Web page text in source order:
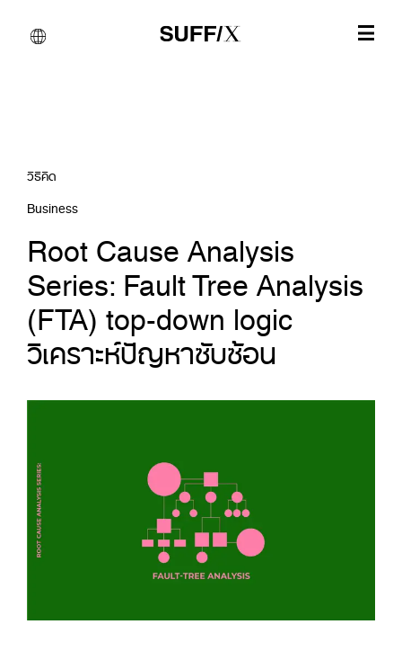
วิธีคิด
Business
Root Cause Analysis
Series: Fault Tree Analysis
(FTA) top-down logic
วิเคราะห์ปัญหาซับซ้อน